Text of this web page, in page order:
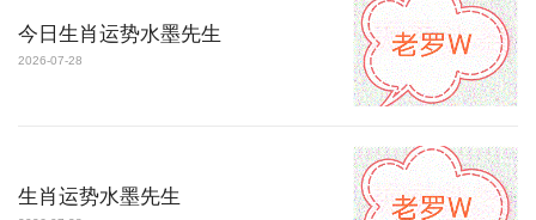
今日生肖运势水墨先生
2026-07-28
生肖运势水墨先生